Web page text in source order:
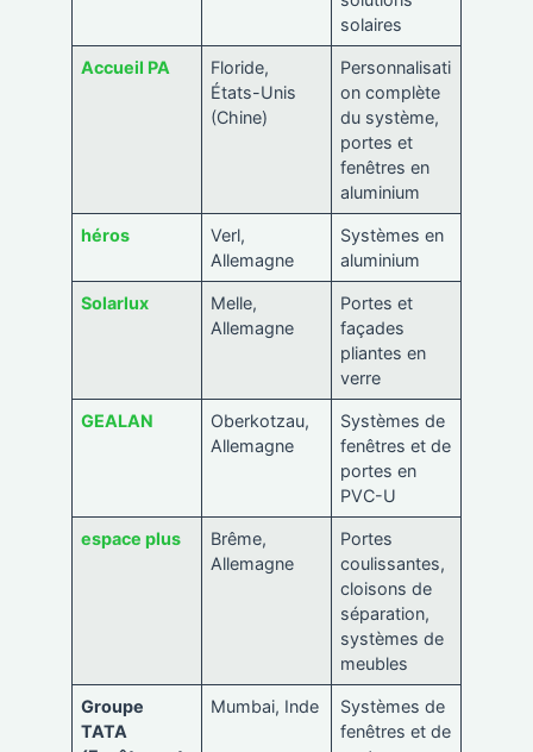
solaires
Accueil PA
Floride,
États-Unis
(Chine)
Personnalisati
on complète
du système,
portes et
fenêtres en
aluminium
héros
Verl,
Allemagne
Systèmes en
aluminium
Solarlux
Melle,
Allemagne
Portes et
façades
pliantes en
verre
GEALAN
Oberkotzau,
Allemagne
Systèmes de
fenêtres et de
portes en
PVC-U
espace plus
Brême,
Allemagne
Portes
coulissantes,
cloisons de
séparation,
systèmes de
meubles
Groupe
TATA
Mumbai, Inde
Systèmes de
fenêtres et de